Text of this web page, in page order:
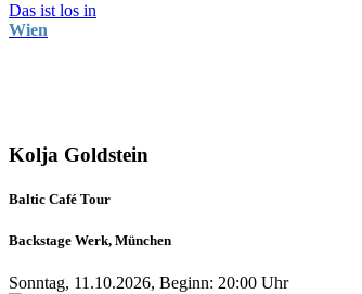
Das ist los in
Wien
Kolja Goldstein
Baltic Café Tour
Backstage Werk, München
Sonntag, 11.10.2026, Beginn: 20:00 Uhr